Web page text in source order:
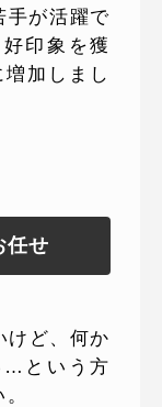
手が活躍で
印象を獲
加しまし
任せ
けど、何か
…という方